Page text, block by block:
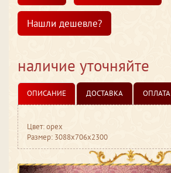
Нашли дешевле?
наличие уточняйте
ОПИСАНИЕ ДОСТАВКА ОПЛАТА
Цвет: орех
Размер: 3088x706x2300